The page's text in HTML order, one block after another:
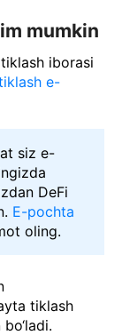
mumkin
iborasi
e-
siz e-
DeFi
E-pochta
oling.
tiklash